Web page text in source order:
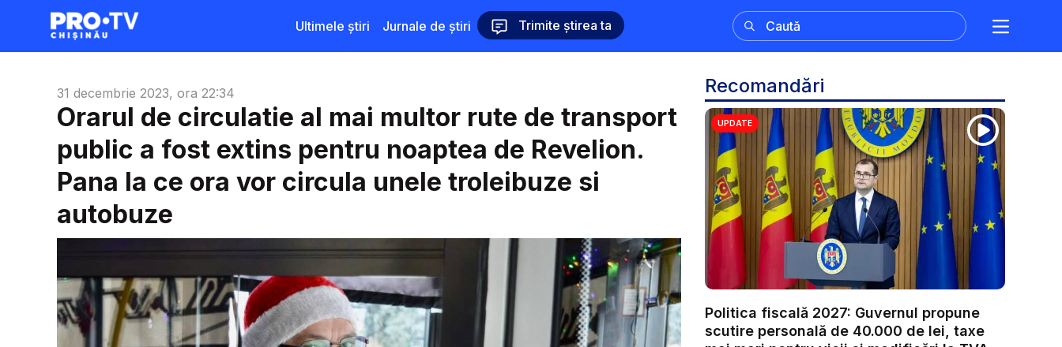
Ultimele știri Jurnale de știri Trimite știrea ta
31 decembrie 2023, ora 22:34
Orarul de circulatie al mai multor rute de transport
public a fost extins pentru noaptea de Revelion.
Pana la ce ora vor circula unele troleibuze si
autobuze
Recomandări
UPDATE
Politica fiscală 2027: Guvernul propune
scutire personală de 40.000 de lei, taxe